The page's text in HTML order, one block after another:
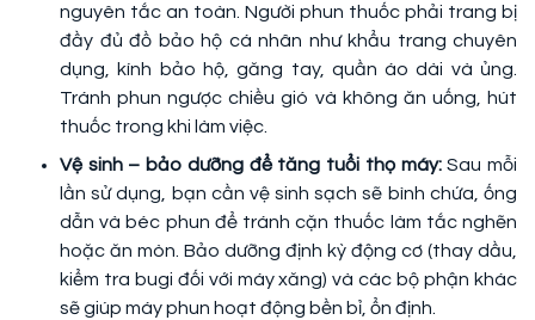
nguyên tắc an toàn. Người phun thuốc phải trang bị
đầy đủ đồ bảo hộ cá nhân như khẩu trang chuyên
dụng, kính bảo hộ, găng tay, quần áo dài và ủng.
Tránh phun ngược chiều gió và không ăn uống, hút
thuốc trong khi làm việc.
Vệ sinh – bảo dưỡng để tăng tuổi thọ máy:Sau mỗi
lần sử dụng, bạn cần vệ sinh sạch sẽ bình chứa, ống
dẫn và béc phun để tránh cặn thuốc làm tắc nghẽn
hoặc ăn mòn. Bảo dưỡng định kỳ động cơ (thay dầu,
kiểm tra bugi đối với máy xăng) và các bộ phận khác
sẽ giúp máy phun hoạt động bền bỉ, ổn định.